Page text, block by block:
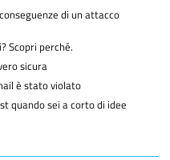
di un attacco
Scopri perché.
sicura
è stato violato
quando sei a corto di idee